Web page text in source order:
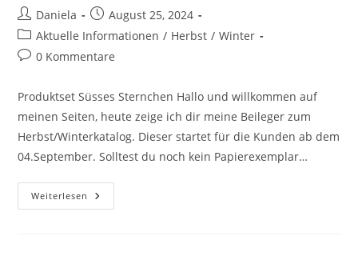
Daniela
August 25, 2024
Aktuelle Informationen / Herbst / Winter
0 Kommentare
Produktset Süsses Sternchen Hallo und willkommen auf
meinen Seiten, heute zeige ich dir meine Beileger zum
Herbst/Winterkatalog. Dieser startet für die Kunden ab dem
04.September. Solltest du noch kein Papierexemplar…
Weiterlesen